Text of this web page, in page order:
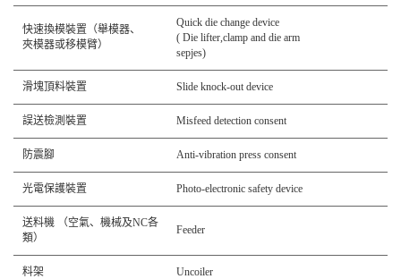
快速換模裝置（舉模器、
夾模器或移模臂）
Quick die change device
( Die lifter,clamp and die arm
sepjes)
滑塊頂料裝置 Slide knock-out device
誤送檢測裝置 Misfeed detection consent
防震腳 Anti-vibration press consent
光電保護裝置 Photo-electronic safety device
送料機 （空氣、機械及NC各
類）
Feeder
料架 Uncoiler